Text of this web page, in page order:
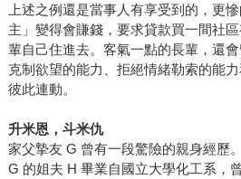
上述之例還是當事人有享受到的，更
主」變得會賺錢，要求貸款買一間社
輩自己住進去。客氣一點的長輩，還會
克制欲望的能力、拒絕情緒勒索的能
彼此連動。
升米恩，斗米仇
家父摯友 G 曾有一段驚險的親身經歷。
G 的姐夫 H 畢業自國立大學化工系，